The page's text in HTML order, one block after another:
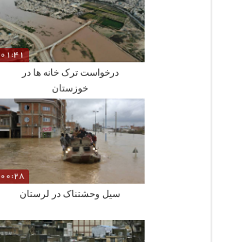
01:41
درخواست ترک خانه ها در
خوزستان
00:28
سیل وحشتناک در لرستان